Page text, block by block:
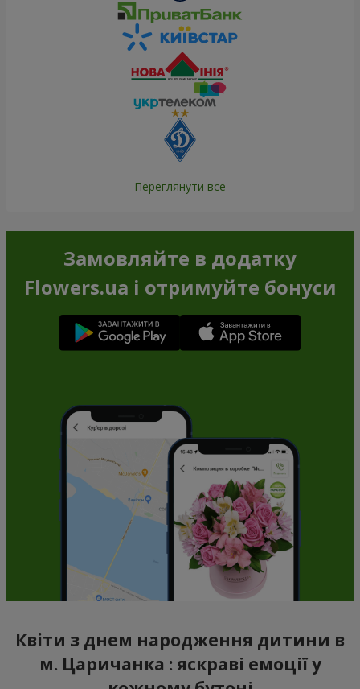
Переглянути все
Замовляйте в додатку
Flowers.ua і отримуйте бонуси
Квіти з днем народження дитини в
м. Царичанка : яскраві емоції у